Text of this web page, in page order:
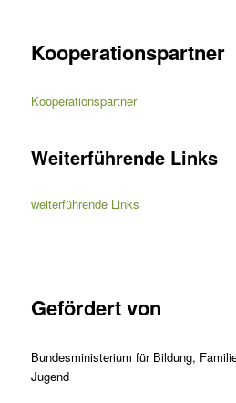
Kooperationspartner
Kooperationspartner
Weiterführende Links
weiterführende Links
Gefördert von
Bundesministerium für Bildung,
Jugend